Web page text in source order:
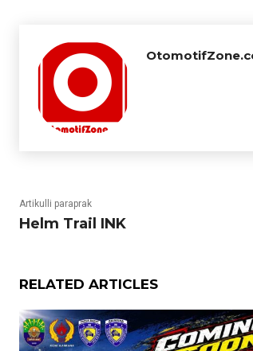
Artikulli paraprak
Helm Trail INK
RELATED ARTICLES